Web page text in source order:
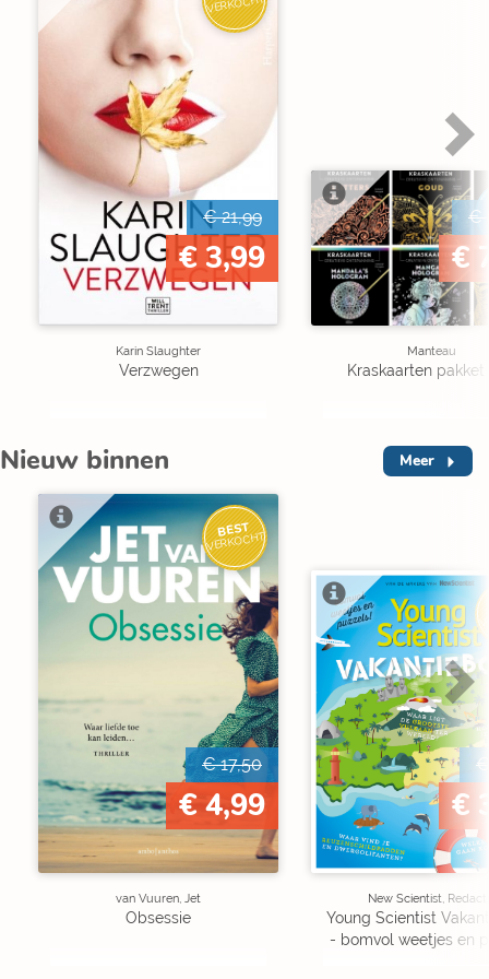
€ 21,99
€ 3,99
Karin Slaughter
Verzwegen
€
€
Manteau
Kraskaarten pakket
Nieuw binnen Meer
BEST
VERKOCHT
€ 17,50
€ 4,99
van Vuuren, Jet
Obsessie
€
New Scientist,
Young Scientist
- bomvol weetjes en